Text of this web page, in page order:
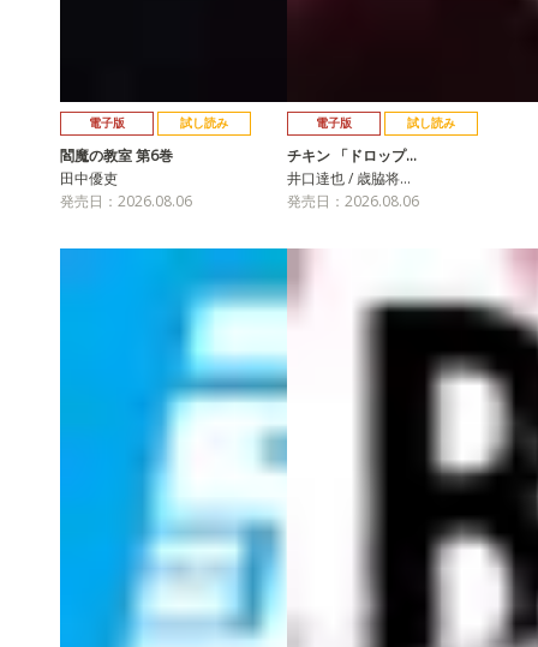
電子版 試し読み
閻魔の教室 第6巻
田中優吏
発売日：2026.08.06
電子版 試し読み
チキン 「ドロップ…
井口達也 / 歳脇将…
発売日：2026.08.06